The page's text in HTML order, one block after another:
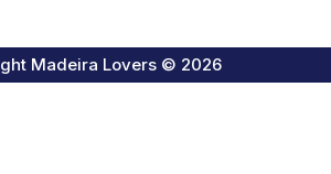
Madeira Lovers © 2026